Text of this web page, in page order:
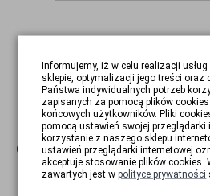
Opis
Informujemy, iż w celu realizacji
sklepie, optymalizacji jego treści oraz
Państwa indywidualnych potrzeb
zapisanych za pomocą plików
końcowych użytkowników. Pliki
pomocą ustawień swojej przeglądarki
korzystanie z naszego sklepu
ustawień przeglądarki internetowej
akceptuje stosowanie plików cookies.
zawartych jest wpolityce prywatności